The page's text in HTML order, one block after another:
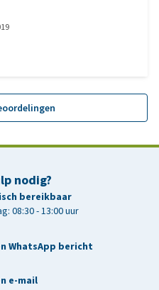
nodig?
bereikbaar
08:30 - 13:00 uur
WhatsApp bericht
e-mail